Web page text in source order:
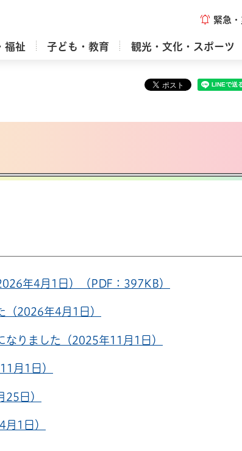
緊急
福祉 子ども・教育 観光・文化・スポーツ
年4月1日）（PDF：397KB）
（2026年4月1日）
りました（2025年11月1日）
月1日）
25日）
1日）